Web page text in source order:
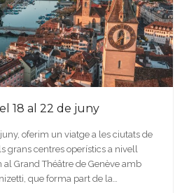
18 al 22 de juny
oferim un viatge a les ciutats de
grans centres operístics a nivell
Grand Théâtre de Genève amb
que forma part de la…